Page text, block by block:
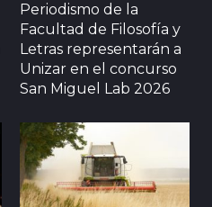
Periodismo de la
Facultad de Filosofía y
Letras representarán a
Unizar en el concurso
San Miguel Lab 2026